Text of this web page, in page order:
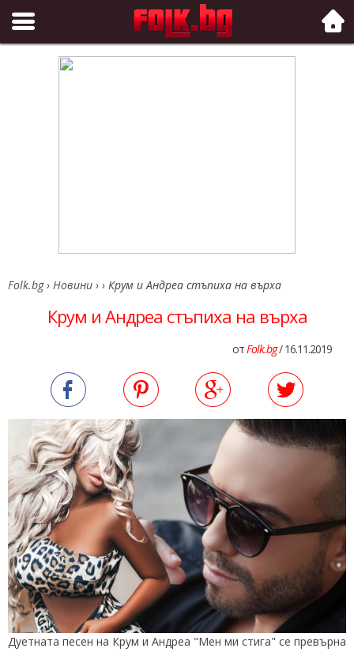
Folk.bg
Folk.bg › Новини › › Крум и Андреа стъпиха на върха
Крум и Андреа стъпиха на върха
отFolk.bg/ 16.11.2019
Дуетната песен на Крум и Андреа "Мен ми стига" се превърна